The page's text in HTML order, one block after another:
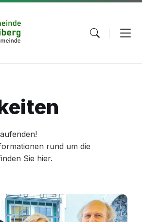
rund um die
Sie hier.